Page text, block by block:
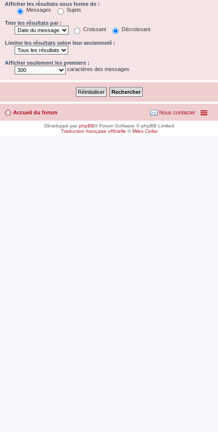
Afficher les résultats sous forme de :
Messages
Sujets
Trier les résultats par :
Croissant
Décroissant
Limiter les résultats selon leur ancienneté :
Afficher seulement les premiers :
caractères des messages
Accueil du forum Nous contacter
Développé parphpBB® Forum Software © phpBB Limited
Traduction française officielle ©Miles Cellar